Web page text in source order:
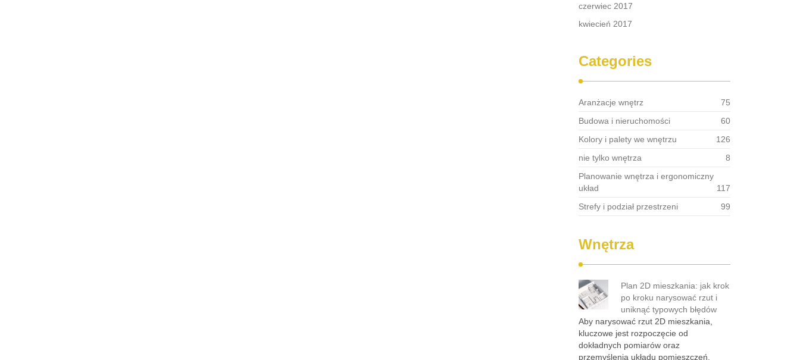
czerwiec 2017
kwiecień 2017
Categories
Aranżacje wnętrz
75
Budowa i nieruchomości
60
Kolory i palety we wnętrzu
126
nie tylko wnętrza
8
Planowanie wnętrza i ergonomiczny
układ
117
Strefy i podział przestrzeni
99
Wnętrza
Plan 2D mieszkania: jak krok
po kroku narysować rzut i
uniknąć typowych błędów
Aby narysować rzut 2D mieszkania,
kluczowe jest rozpoczęcie od
dokładnych pomiarów oraz
przemyślenia układu pomieszczeń.